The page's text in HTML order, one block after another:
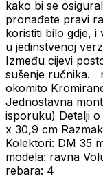
kako bi se
pronađete pravi
koristiti bilo gdje,
u jedinstvenoj
Između cijevi
sušenje ručnika.
okomito
Jednostavna
isporuku) Detalji o
x 30,9 cm
Kolektori: DM 35
modela: ravna
rebara: 4